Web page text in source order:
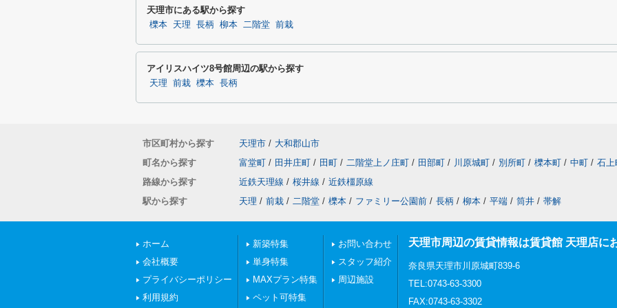
天理市にある駅から探す
櫟本 天理 長柄 柳本 二階堂 前栽
アイリスハイツ8号館周辺の駅から探す
天理 前栽 櫟本 長柄
市区町村から探す 天理市 / 大和郡山市
町名から探す
富堂町 / 田井庄町 / 田町 / 二階堂上ノ庄町 / 田部町 / 川原城町 / 別所町 / 櫟本町 / 中町 / 石上
路線から探す
近鉄天理線 / 桜井線 / 近鉄橿原線
駅から探す
天理 / 前栽 / 二階堂 / 櫟本 / ファミリー公園前 / 長柄 / 柳本 / 平端 / 筒井 / 帯解
ホーム
会社概要
プライバシーポリシー
利用規約
新築特集
単身特集
MAXプラン特集
ペット可特集
お問い合わせ
スタッフ紹介
周辺施設
天理市周辺の賃貸情報は賃貸館 天理店に
奈良県天理市川原城町839-6
TEL:0743-63-3300
FAX:0743-63-3302